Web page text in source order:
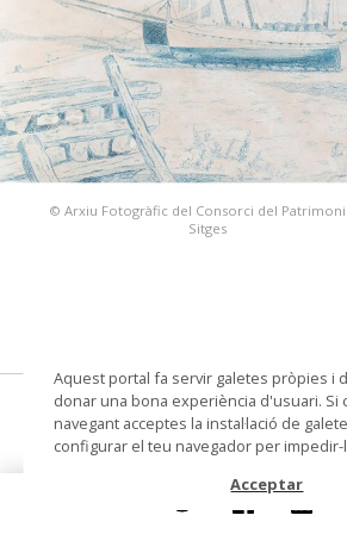
© Arxiu Fotogràfic del Consorci del
Sitges
Llaguts a la
dibuix
Aquest portal fa servir galetes pròpies i
donar una bona experiència d'usuari. Si
navegant acceptes la instal·lació de
configurar el teu navegador per impedir-
Acceptar